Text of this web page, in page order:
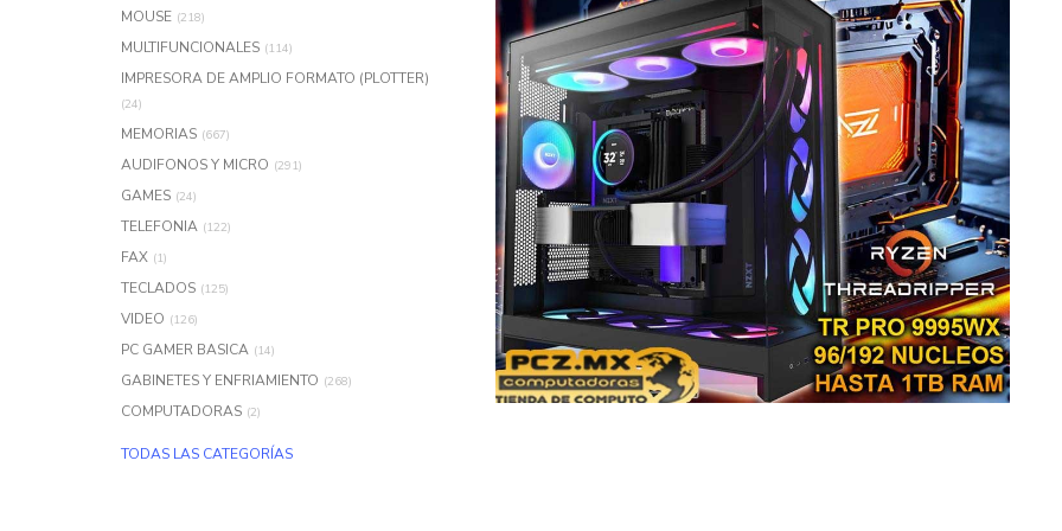
MOUSE (218)
MULTIFUNCIONALES (114)
IMPRESORA DE AMPLIO FORMATO (PLOTTER)
(24)
MEMORIAS (667)
AUDIFONOS Y MICRO (291)
GAMES (24)
TELEFONIA (122)
FAX (1)
TECLADOS (125)
VIDEO (126)
PC GAMER BASICA (14)
GABINETES Y ENFRIAMIENTO (268)
COMPUTADORAS (2)
TODAS LAS CATEGORÍAS